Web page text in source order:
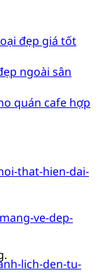
đẹp giá tốt
ngoài sân
quán cafe hợp